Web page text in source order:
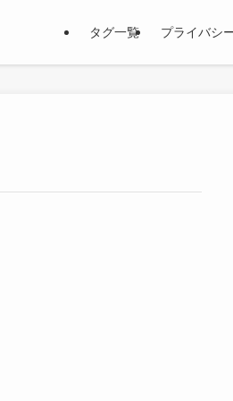
タグ一覧 プライバシ